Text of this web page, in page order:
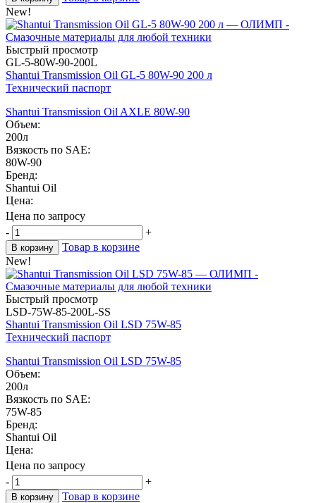
New!
Быстрый просмотр
GL-5-80W-90-200L
Shantui Transmission Oil GL-5 80W-90 200 л
Технический паспорт
Shantui Transmission Oil AXLE 80W-90
Объем:
200л
Вязкость по SAE:
80W-90
Бренд:
Shantui Oil
Цена:
Цена по запросу
-
+
В корзину
Товар в корзине
New!
Быстрый просмотр
LSD-75W-85-200L-SS
Shantui Transmission Oil LSD 75W-85
Технический паспорт
Shantui Transmission Oil LSD 75W-85
Объем:
200л
Вязкость по SAE:
75W-85
Бренд:
Shantui Oil
Цена:
Цена по запросу
-
+
В корзину Товар в корзине